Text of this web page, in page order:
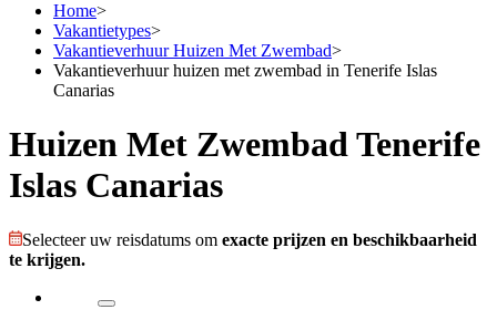
Home>
Vakantietypes>
Vakantieverhuur Huizen Met Zwembad>
Vakantieverhuur huizen met zwembad in Tenerife Islas
Canarias
Huizen Met Zwembad Tenerife
Islas Canarias
Selecteer uw reisdatums om exacte prijzen en beschikbaarheid
te krijgen.